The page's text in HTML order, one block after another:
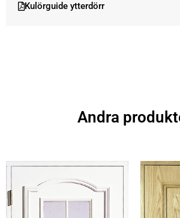
Kulörguide ytterdörr
Andra